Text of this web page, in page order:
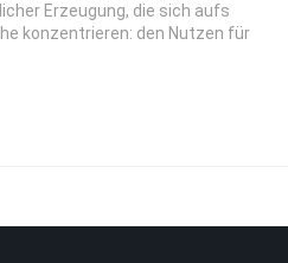
Erzeugung, die sich aufs
konzentrieren: den Nutzen für